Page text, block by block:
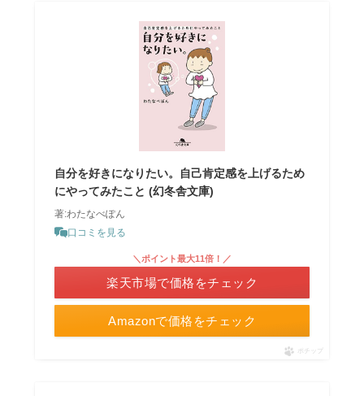
自分を好きになりたい。自己肯定感を上げるため
にやってみたこと (幻冬舎文庫)
著:わたなべぽん
口コミを見る
Amazonで価格をチェック
＼ポイント最大11倍！／
楽天市場で価格をチェック
ポチップ